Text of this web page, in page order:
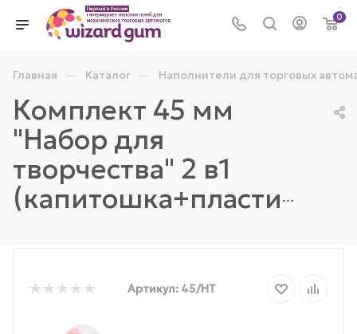
0
Главная — Каталог — Наполнители для торговых
Комплект 45 мм
"Набор для
творчества" 2 в1
(капитошка+пластилин)
Артикул: 45/НТ